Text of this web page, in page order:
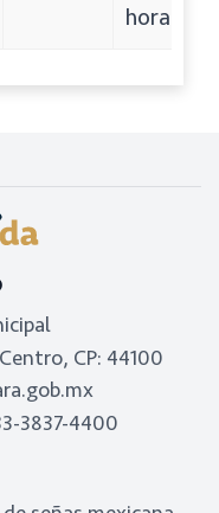
hora
CP: 44100
3837-4400